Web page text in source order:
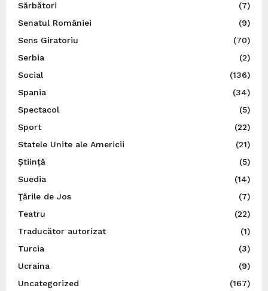
Sărbători
(7)
Senatul României
(9)
Sens Giratoriu
(70)
Serbia
(2)
Social
(136)
Spania
(34)
Spectacol
(5)
Sport
(22)
Statele Unite ale Americii
(21)
Știință
(5)
Suedia
(14)
Ţările de Jos
(7)
Teatru
(22)
Traducător autorizat
(1)
Turcia
(3)
Ucraina
(9)
Uncategorized
(167)